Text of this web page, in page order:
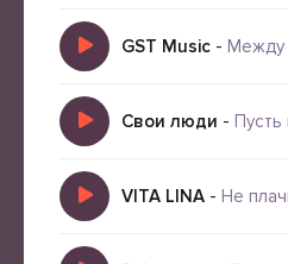
GST Music - Между
Свои люди - Пусть
VITA LINA - Не